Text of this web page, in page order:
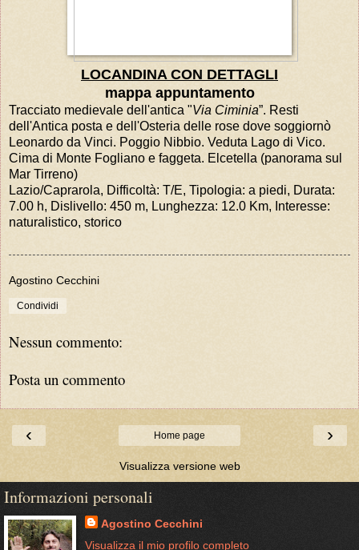
LOCANDINA CON DETTAGLI
mappa appuntamento
Tracciato medievale dell'antica "Via Ciminia”. Resti
dell'Antica posta e dell'Osteria delle rose dove soggiornò
Leonardo da Vinci. Poggio Nibbio. Veduta Lago di Vico.
Cima di Monte Fogliano e faggeta. Elcetella (panorama sul
Mar Tirreno)
Lazio/Caprarola, Difficoltà: T/E, Tipologia: a piedi, Durata:
7.00 h, Dislivello: 450 m, Lunghezza: 12.0 Km, Interesse:
naturalistico, storico
Agostino Cecchini
Condividi
Nessun commento:
Posta un commento
‹ ›
Home page
Visualizza versione web
Informazioni personali
Agostino Cecchini
Visualizza il mio profilo completo